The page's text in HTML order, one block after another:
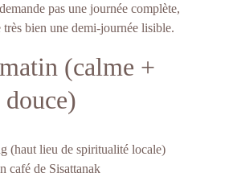
pas une journée complète,
bien une demi-journée lisible.
(calme +
(haut lieu de spiritualité locale)
café de Sisattanak